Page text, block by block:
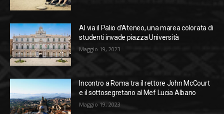
Al via il Palio d’Ateneo, una marea colorata di
studenti invade piazza Università
Maggio 19, 2023
Incontro a Roma tra il rettore John McCourt
e il sottosegretario al Mef Lucia Albano
Maggio 19, 2023